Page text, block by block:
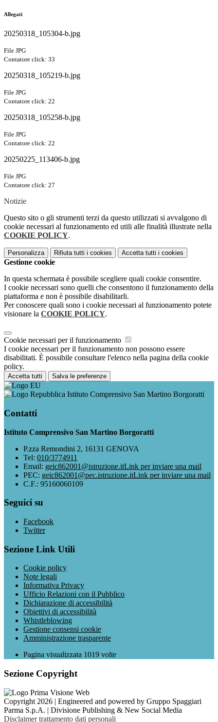
Allegati
20250318_105304-b.jpg
File JPG
Contatore click: 33
20250318_105219-b.jpg
File JPG
Contatore click: 22
20250318_105258-b.jpg
File JPG
Contatore click: 22
20250225_113406-b.jpg
File JPG
Contatore click: 27
Notizie
Questo sito o gli strumenti terzi da questo utilizzati si avvalgono di
cookie necessari al funzionamento ed utili alle finalità illustrate nella
COOKIE POLICY.
Personalizza Rifiuta tutti i cookies Accetta tutti i cookies
Gestione cookie
In questa schermata è possibile scegliere quali cookie consentire.
I cookie necessari sono quelli che consentono il funzionamento della
piattaforma e non è possibile disabilitarli.
Per conoscere quali sono i cookie necessari al funzionamento potete
visionare la COOKIE POLICY.
Cookie necessari per il funzionamento
I cookie necessari per il funzionamento non possono essere
disabilitati. È possibile consultare l'elenco nella pagina della cookie
policy.
Accetta tutti Salva le preferenze
Istituto Comprensivo San Martino Borgoratti
Contatti
Istituto Comprensivo San Martino Borgoratti
P.zza Remondini 2, 16131 GENOVA
Tel: 010/3774911
Email: geic862001@istruzione.itLink per inviare una mail
PEC: geic862001@pec.istruzione.itLink per inviare una mail
C.F.: 95160060109
Seguici su
Facebook
Twitter
Sezione Link Utili
Cookie policy
Note legali
Informativa Privacy
Ufficio Relazioni con il Pubblico
Dichiarazione di accessibilità
Obiettivi di accessibilità
Whistleblowing
Gestione consensi cookie
Amministrazione trasparente
Pagina visualizzata 1019 volte
Sezione Copyright
Copyright 2026 | Engineered and powered by Gruppo Spaggiari
Parma S.p.A. | Divisione Publishing & New Social Media
Disclaimer trattamento dati personali